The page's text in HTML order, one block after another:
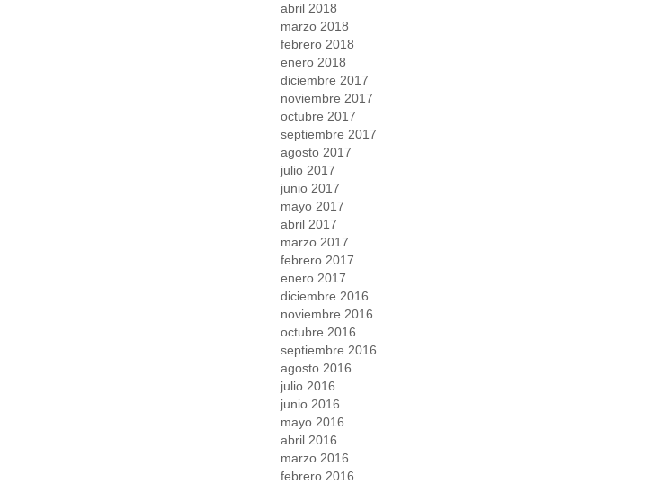
abril 2018
marzo 2018
febrero 2018
enero 2018
diciembre 2017
noviembre 2017
octubre 2017
septiembre 2017
agosto 2017
julio 2017
junio 2017
mayo 2017
abril 2017
marzo 2017
febrero 2017
enero 2017
diciembre 2016
noviembre 2016
octubre 2016
septiembre 2016
agosto 2016
julio 2016
junio 2016
mayo 2016
abril 2016
marzo 2016
febrero 2016